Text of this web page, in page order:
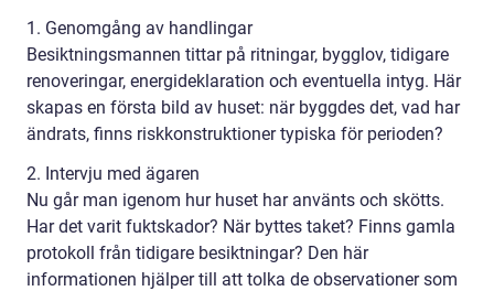
1. Genomgång av handlingar
Besiktningsmannen tittar på ritningar, bygglov, tidigare
renoveringar, energideklaration och eventuella intyg. Här
skapas en första bild av huset: när byggdes det, vad har
ändrats, finns riskkonstruktioner typiska för perioden?
2. Intervju med ägaren
Nu går man igenom hur huset har använts och skötts.
Har det varit fuktskador? När byttes taket? Finns gamla
protokoll från tidigare besiktningar? Den här
informationen hjälper till att tolka de observationer som